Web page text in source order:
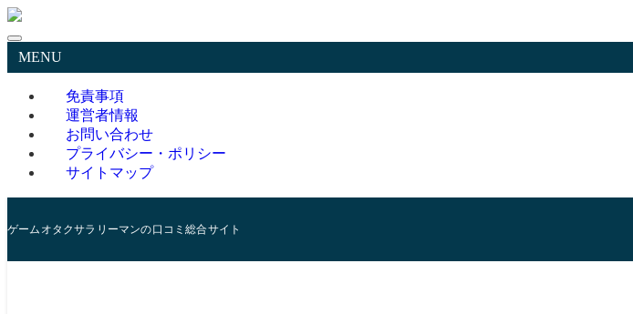
MENU
免責事項
運営者情報
お問い合わせ
プライバシー・ポリシー
サイトマップ
ゲームオタクサラリーマンの口コミ総合サイト